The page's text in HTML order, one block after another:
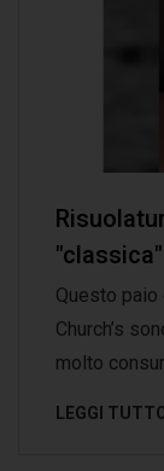
Questo
Church’s
molto
LEGGI